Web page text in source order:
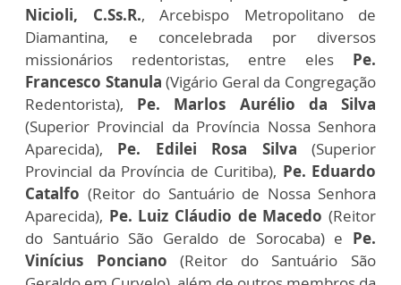
Nicioli, C.Ss.R., Arcebispo Metropolitano de
Diamantina, e concelebrada por diversos
missionários redentoristas, entre eles Pe.
Francesco Stanula (Vigário Geral da Congregação
Redentorista), Pe. Marlos Aurélio da Silva
(Superior Provincial da Província Nossa Senhora
Aparecida), Pe. Edilei Rosa Silva (Superior
Provincial da Província de Curitiba), Pe. Eduardo
Catalfo (Reitor do Santuário de Nossa Senhora
Aparecida), Pe. Luiz Cláudio de Macedo (Reitor
do Santuário São Geraldo de Sorocaba) e Pe.
Vinícius Ponciano (Reitor do Santuário São